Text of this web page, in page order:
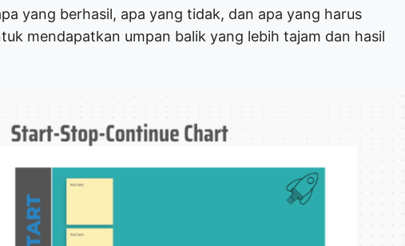
yang berhasil, apa yang tidak, dan apa yang harus
mendapatkan umpan balik yang lebih tajam dan hasil